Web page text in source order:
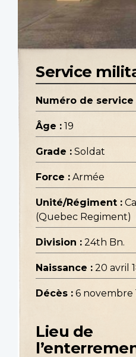
Service
Numéro de service
Âge : 19
Grade : Soldat
Force : Armée
Unité/Régiment :
(Quebec Regiment)
Division : 24th Bn.
Naissance : 20 avril
Décès : 6 novembre
Lieu de